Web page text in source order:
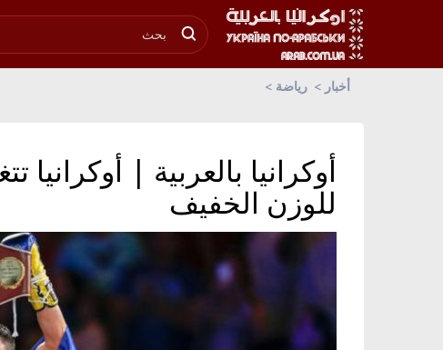
أخبار رياضة
أوكرانيا بالعربية | أوكرانيا
للوزن الخفيف